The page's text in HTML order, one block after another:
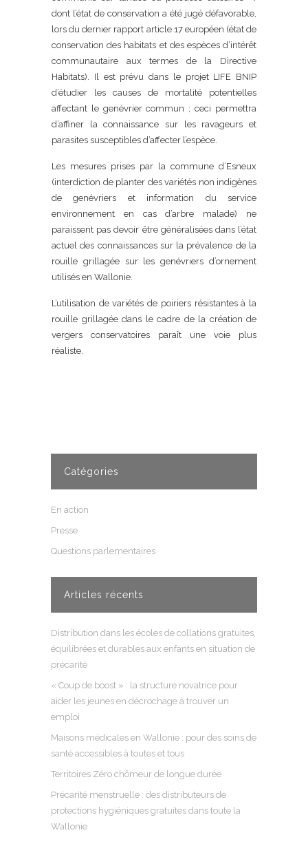
dont l’état de conservation a été jugé défavorable,
lors du dernier rapport article 17 européen (état de
conservation des habitats et des espèces d’intérêt
communautaire aux termes de la Directive
Habitats). Il est prévu dans le projet LIFE BNIP
d’étudier les causes de mortalité potentielles
affectant le genévrier commun ; ceci permettra
d’affiner la connaissance sur les ravageurs et
parasites susceptibles d’affecter l’espèce.
Les mesures prises par la commune d’Esneux
(interdiction de planter des variétés non indigènes
de genévriers et information du service
environnement en cas d’arbre malade) ne
paraissent pas devoir être généralisées dans l’état
actuel des connaissances sur la prévalence de la
rouille grillagée sur les genévriers d’ornement
utilisés en Wallonie.
L’utilisation de variétés de poiriers résistantes à la
rouille grillagée dans le cadre de la création de
vergers conservatoires paraît une voie plus
réaliste.
Catégories
En action
Presse
Questions parlementaires
Articles récents
Distribution dans les écoles de collations gratuites,
équilibrées et durables aux enfants en situation de
précarité
« Coup de boost » : la structure novatrice pour
aider les jeunes en décrochage à trouver un
emploi
Maisons médicales en Wallonie : pour des soins de
santé accessibles à toutes et tous
Territoires Zéro chômeur de longue durée
Précarité menstruelle : des distributeurs de
protections hygiéniques gratuites dans toute la
Wallonie